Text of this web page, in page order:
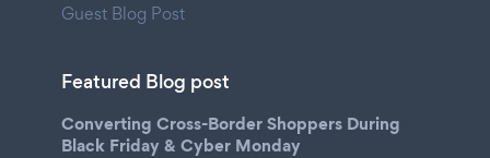
Guest Blog Post
Featured Blog post
Converting Cross-Border Shoppers During
Black Friday & Cyber Monday